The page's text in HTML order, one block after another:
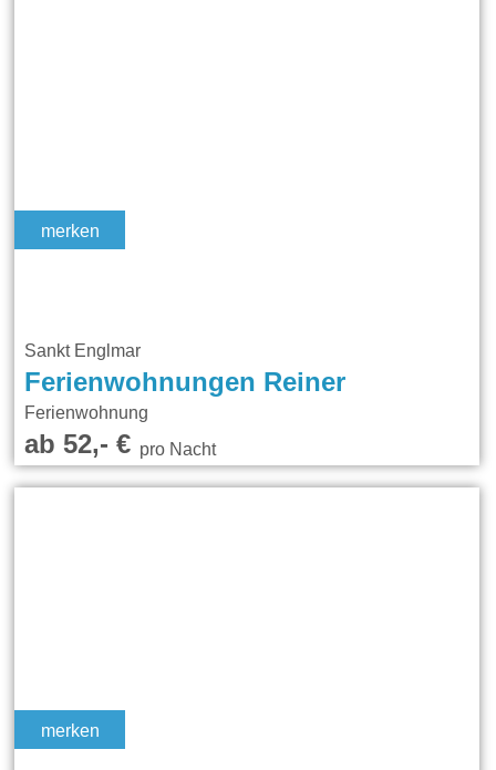
merken
Sankt Englmar
Ferienwohnungen Reiner
Ferienwohnung
ab 52,- €pro Nacht
merken